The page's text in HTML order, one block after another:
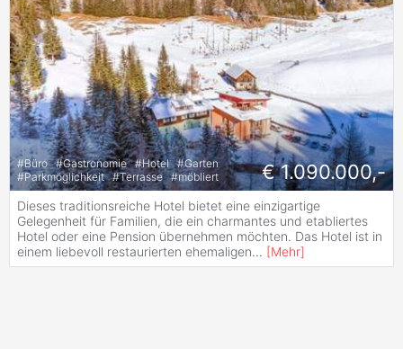
#Büro #Gastronomie #Hotel #Garten
#Parkmöglichkeit #Terrasse #möbliert € 1.090.000,-
Dieses traditionsreiche Hotel bietet eine einzigartige
Gelegenheit für Familien, die ein charmantes und etabliertes
Hotel oder eine Pension übernehmen möchten. Das Hotel ist in
einem liebevoll restaurierten ehemaligen... [Mehr]